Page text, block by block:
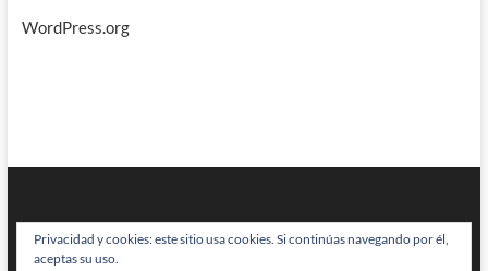
WordPress.org
Privacidad y cookies: este sitio usa cookies. Si continúas navegando por él,
aceptas su uso.